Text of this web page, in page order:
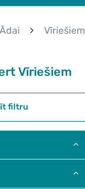
Ādai Vīriešiem
Vīriešiem
filtru